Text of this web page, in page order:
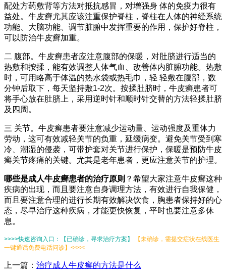
配处方药敷背等方法对抵抗感冒，对增强身 体的免疫力很有
益处。牛皮癣尤其应该注重保护脊柱，脊柱在人体的神经系统
功能、大脑功能、调节脏腑中发挥重要的作用，保护好脊柱，
可以防治牛皮癣加重。
二 腹部。牛皮癣患者应注意腹部的保暖，对肚脐进行适当的
热敷和按揉，能有效调整人体气血、改善体内脏腑功能。热敷
时，可用略高于体温的热水袋或热毛巾，轻 轻敷在腹部，数
分钟后取下，每天坚持敷1-2次。按揉肚脐时，牛皮癣患者可
将手心放在肚脐上，采用逆时针和顺时针交替的方法轻揉肚脐
及四周。
三 关节。牛皮癣患者要注意减少运动量、运动强度及重体力
劳动，这可有效减轻关节的负重，延缓病变。避免关节受到寒
冷、潮湿的侵袭，可带护套对关节进行保护，保暖是预防牛皮
癣关节疼痛的关键。尤其是老年患者，更应注意关节的护理。
哪些是成人牛皮癣患者的治疗原则 ？希望大家注意牛皮癣这种
疾病的出现，而且要注意自身调理方法，有效进行自我保健，
而且要注意合理的进行长期有效解决饮食，胸患者保持好的心
态，尽早治疗这种疾病，才能更快恢复，平时也要注意多休
息。
>>>>快速咨询入口：【已确诊，寻求治疗方案】
【未确诊，需提交症状在线医生
一键通话免费电话问诊】<<<<
上一篇： 治疗成人牛皮癣的方法是什么